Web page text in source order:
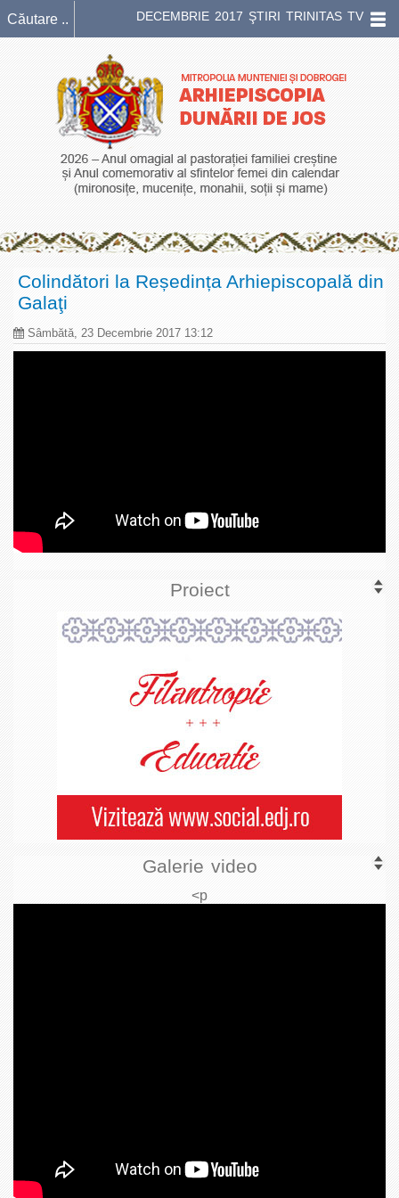
DECEMBRIE 2017 ŞTIRI TRINITAS TV
Colindători la Reședința Arhiepiscopală din
Galaţi
Sâmbătă, 23 Decembrie 2017 13:12
Proiect
Galerie video
<p